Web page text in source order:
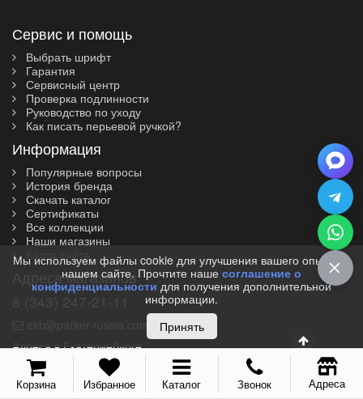
Сервис и помощь
Выбрать шрифт
Гарантия
Сервисный центр
Проверка подлинности
Руководство по уходу
Как писать перьевой ручкой?
Информация
Популярные вопросы
История бренда
Скачать каталог
Сертификаты
Все коллекции
Наши магазины
Адреса магазинов
Адреса в Екатеринбурге
Корзина Избранное Каталог Звонок Адреса
Мы используем файлы cookie для улучшения вашего опыта на
нашем сайте. Прочтите наше соглашение о
конфиденциальности для получения дополнительной
информации.
Принять